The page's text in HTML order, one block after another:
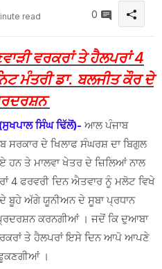
read 0
ਵਰਕਰਾਂ ਤੇ ਹੈਲਪਰਾਂ 4
ਮੰਤਰੀ ਡਾ. ਬਲਜੀਤ ਕੌਰ ਦੇ
ਸਿੰਘ ਢਿੱਲੋਂ)- ਆਲ ਪੰਜਾਬ
ਸਰਕਾਰ ਦੇ ਖਿਲਾਫ ਸੰਘਰਸ਼ ਦਾ ਬਿਗੁਲ
ਤੇ ਮਾਲਵਾ ਖੇਤਰ ਦੇ ਜ਼ਿਲਿਆਂ ਨਾਲ
4 ਫਰਵਰੀ ਦਿਨ ਐਤਵਾਰ ਨੂੰ ਮਲੋਟ ਵਿਖੇ
ਬੂਹੇ ਅੱਗੇ ਯੂਨੀਅਨ ਦੇ ਸੂਬਾ ਪ੍ਰਧਾਨ
ਕਰਨਗੀਆਂ । ਜਦੋਂ ਕਿ ਦੁਆਬਾ
ਤੇ ਹੈਲਪਰਾਂ ਇਸੇ ਦਿਨ ਆਪੋ ਆਪਣੇ
।